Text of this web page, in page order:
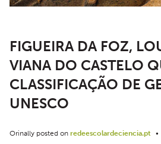
FIGUEIRA DA FOZ,
VIANA DO CASTELO
CLASSIFICAÇÃO DE
UNESCO
Orinally posted on redeescolardeciencia.pt •